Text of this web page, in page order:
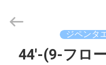
Copyright
COMPANY
ジペンタ
44'-(9-フロ